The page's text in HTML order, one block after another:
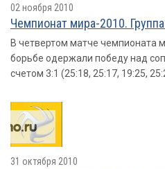
02 ноября 2010
Чемпионат мира-2010.
В четвертом матче чемпионата
борьбе одержали победу над
счетом 3:1 (25:18, 25:17, 19:25,
31 октября 2010